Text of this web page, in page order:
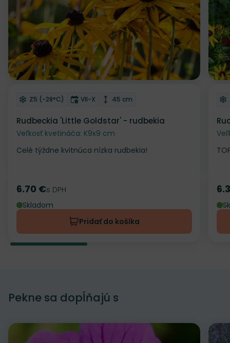
Odober do zoznamu želaní
Mrazuvzdornosť
Z5 (-28°C) Doba kvitnutia
VII-X Výška rastliny
45 cm
Rudbeckia 'Little Goldstar' - rudbekia
Veľkosť kvetináča: K9x9 cm
Celé týždne kvitnúca nízka rudbekia!
Cena
6.70 €s DPH
Skladom
Pridať do košíka
Pekne sa dopĺňajú s